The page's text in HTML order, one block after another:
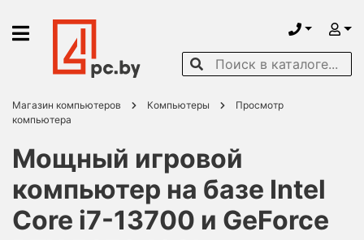
Магазин компьютеров Компьютеры
Просмотр
компьютера
Мощный игровой
компьютер на базе Intel
Core i7-13700 и GeForce